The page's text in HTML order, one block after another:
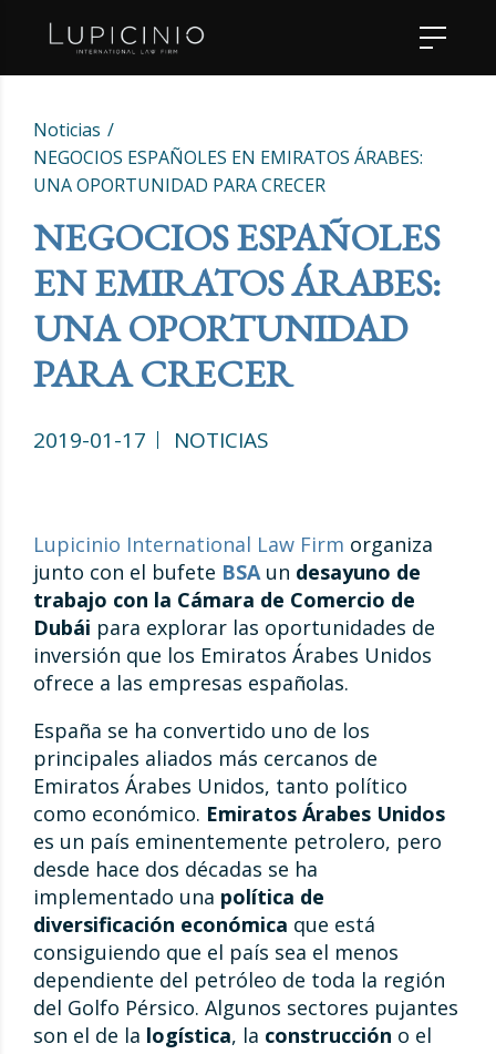
Noticias
NEGOCIOS ESPAÑOLES EN EMIRATOS ÁRABES:
UNA OPORTUNIDAD PARA CRECER
NEGOCIOS ESPAÑOLES
EN EMIRATOS ÁRABES:
UNA OPORTUNIDAD
PARA CRECER
2019-01-17 NOTICIAS
Lupicinio International Law Firm organiza
junto con el bufete BSAun desayuno de
trabajo con la Cámara de Comercio de
Dubái para explorar las oportunidades de
inversión que los Emiratos Árabes Unidos
ofrece a las empresas españolas.
España se ha convertido uno de los
principales aliados más cercanos de
Emiratos Árabes Unidos, tanto político
como económico. Emiratos Árabes Unidos
es un país eminentemente petrolero, pero
desde hace dos décadas se ha
implementado una política de
diversificación económica que está
consiguiendo que el país sea el menos
dependiente del petróleo de toda la región
del Golfo Pérsico. Algunos sectores pujantes
son el de la logística, la construcción o el